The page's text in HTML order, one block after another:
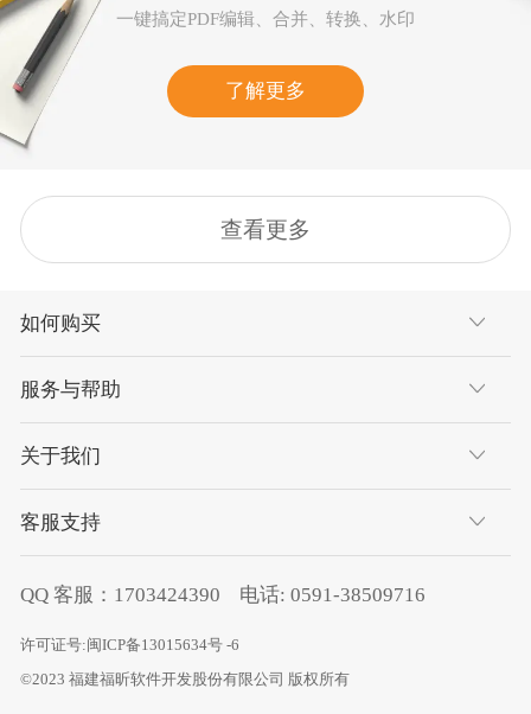
一键搞定PDF编辑、合并、转换、水印
了解更多
查看更多
如何购买
服务与帮助
关于我们
客服支持
QQ 客服： 1703424390 电话: 0591-38509716
许可证号:闽ICP备13015634号 -6
©2023 福建福昕软件开发股份有限公司 版权所有